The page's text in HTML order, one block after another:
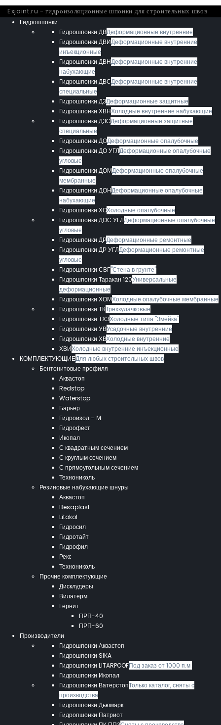
Exjoint.ru - гидроизоляционные шпонки для строительных швов
Гидрошпонки
Гидрошпонки ДВДеформационные внутренние
Гидрошпонки ДВИДеформационные внутренние
инъекционные
Гидрошпонки ДВНДеформационные внутренние
набухающие
Гидрошпонки ДВСДеформационные внутренние
специальные
Гидрошпонки ДЗДеформационные защитные
Гидрошпонки ХВНХолодные внутренние набухающие
Гидрошпонки ДЗСДеформационные защитные
специальные
Гидрошпонки ДОДеформационные опалубочные
Гидрошпонки ДО УГЛДеформационные опалубочные
угловые
Гидрошпонки ДОМДеформационные опалубочные
мембранные
Гидрошпонки ДОНДеформационные опалубочные
набухающие
Гидрошпонки ХОХолодные опалубочные
Гидрошпонки ДОС УГЛДеформационные опалубочные
угловые
Гидрошпонки ДРДеформационные ремонтные
Гидрошпонки ДР УГЛДеформационные ремонтные
угловые
Гидрошпонки СВГ"Стена в грунте"
Гидрошпонки Таракан 120Универсальные
деформационные
Гидрошпонки ХОМХолодные опалубочные мембранные
Гидрошпонки ТКТрехкулачковые
Гидрошпонки ТХЗХолодные типа "Змейка"
Гидрошпонки УВУсадочные внутренние
Гидрошпонки ХВХолодные внутренние
ХВИХолодные внутренние инъекционные
КОМПЛЕКТУЮЩИЕДля любых строительных швов
Бентонитовые профиля
Аквастоп
Redstop
Waterstop
Барьер
Гидроизол – М
Гидрофест
Икопал
С квадратным сечением
С круглым сечением
С прямоугольным сечением
Технониколь
Резиновые набухающие шнуры
Аквастоп
Besaplast
Litokol
Гидросил
Гидротайт
Гидрофил
Рекс
Технониколь
Прочие комплектующие
Дисклудеры
Вилатерм
Гернит
ПРП-40
ПРП-60
Производители
Гидрошпонки Аквастоп
Гидрошпонки SIKA
Гидрошпонки LITARPOOFПод заказ от 1000 п.м.
Гидрошпонки Икопал
Гидрошпонки ВатерстопТолько каталог, сняты с
производства
Гидрошпонки Дьюмарк
Гидропшонки Патриот